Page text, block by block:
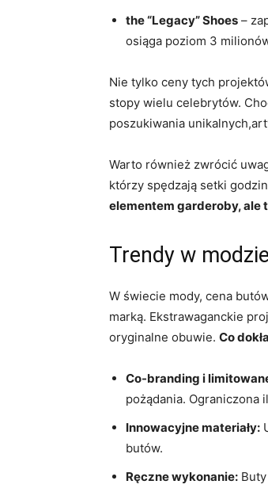
the “Legacy” Shoes –
osiąga poziom 3
Nie tylko ceny tych
stopy wielu celebrytów.
poszukiwania
Warto również zwrócić
którzy spędzają setki
elementem garderoby, ale
Trendy w
W świecie mody, cena
marką. Ekstrawaganckie
oryginalne obuwie. Co
Co-branding i
pożądania. Ograniczona
Innowacyjne materiały:
butów.
Ręczne wykonanie: